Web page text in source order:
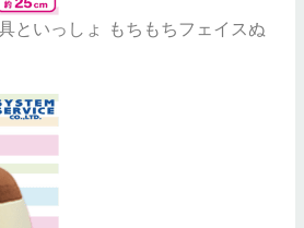
といっしょ もちもちフェイスぬ